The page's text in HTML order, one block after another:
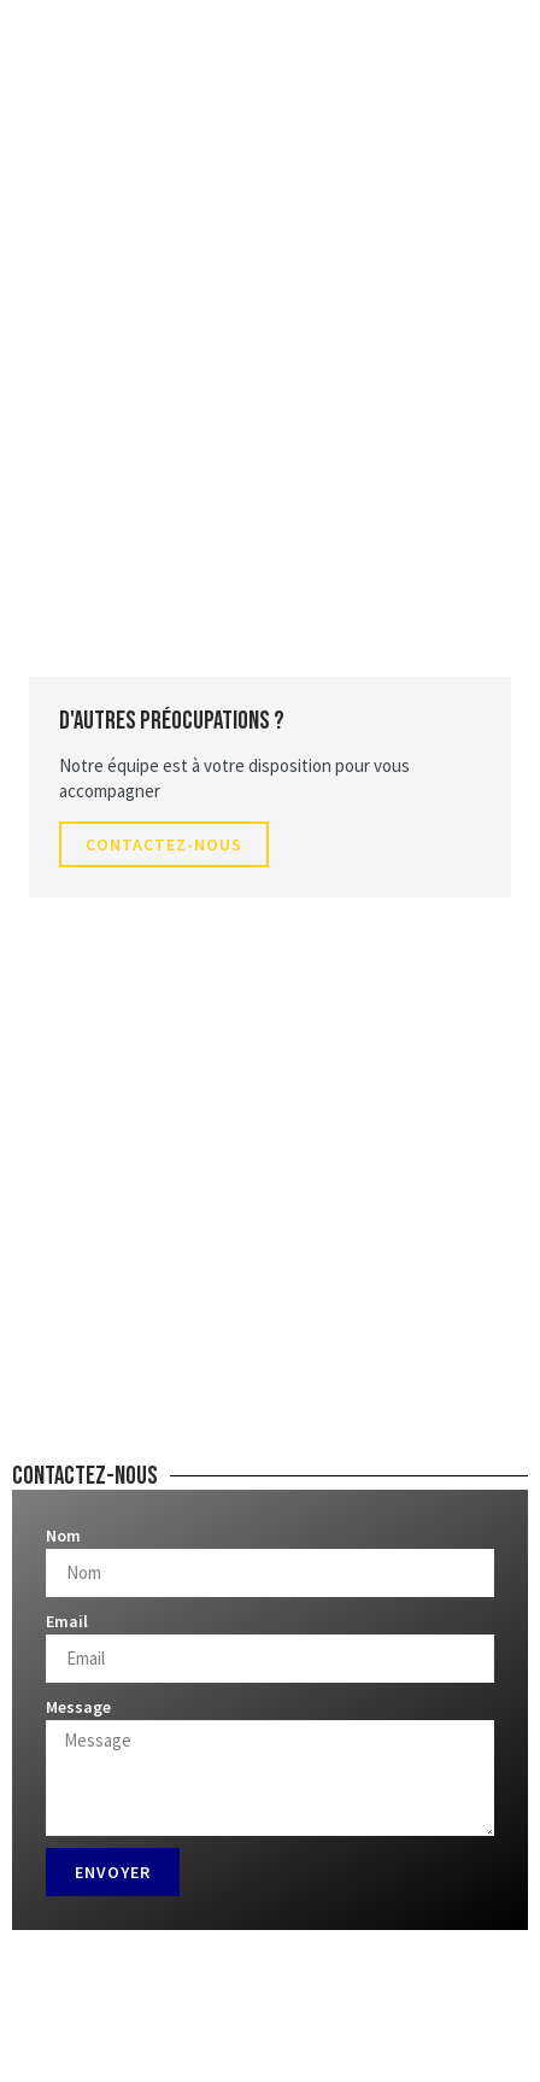
D'autres préocupations ?
Notre équipe est à votre disposition pour vous
accompagner
CONTACTEZ-NOUS
Contactez-nous
Nom
Email
Message
ENVOYER